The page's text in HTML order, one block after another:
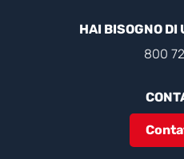
HAI BISOGNO DI
800